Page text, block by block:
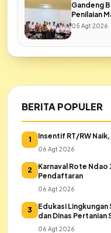
Gandeng
Penilaian
05 Agt 2026
BERITA POPULER
1 Insentif RT/RW
06 Agt 2026
2
Karnaval Rote Ndao
Pendaftaran
06 Agt 2026
3
Edukasi Lingkungan
dan Dinas Pertanian
Daeloni
06 Agt 2026